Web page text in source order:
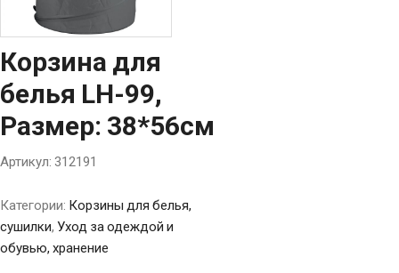
Корзина для
белья LH-99,
Размер: 38*56см
Артикул: 312191
Категории: Корзины для белья,
сушилки, Уход за одеждой и
обувью, хранение